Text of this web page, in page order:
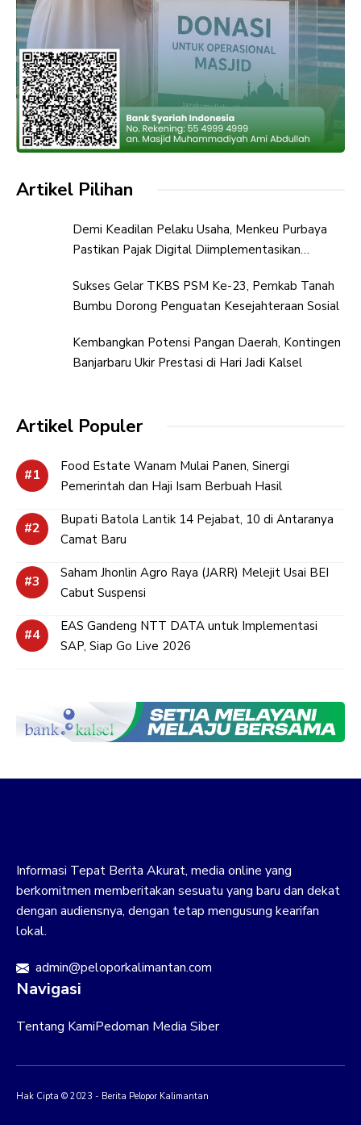
Artikel Pilihan
Demi Keadilan Pelaku Usaha, Menkeu Purbaya
Pastikan Pajak Digital Diimplementasikan
Sukses Gelar TKBS PSM Ke-23, Pemkab Tanah
Bumbu Dorong Penguatan Kesejahteraan Sosial
Kembangkan Potensi Pangan Daerah, Kontingen
Banjarbaru Ukir Prestasi di Hari Jadi Kalsel
Artikel Populer
Food Estate Wanam Mulai Panen, Sinergi
Pemerintah dan Haji Isam Berbuah Hasil
Bupati Batola Lantik 14 Pejabat, 10 di Antaranya
Camat Baru
Saham Jhonlin Agro Raya (JARR) Melejit Usai BEI
Cabut Suspensi
EAS Gandeng NTT DATA untuk Implementasi
SAP, Siap Go Live 2026
Informasi Tepat Berita Akurat, media online yang
berkomitmen memberitakan sesuatu yang baru dan dekat
dengan audiensnya, dengan tetap mengusung kearifan
lokal.
admin@peloporkalimantan.com
Navigasi
Tentang KamiPedoman Media Siber
Hak Cipta © 2023 - Berita Pelopor Kalimantan